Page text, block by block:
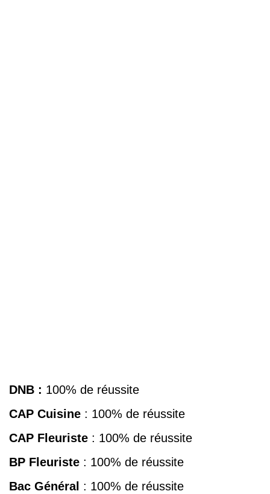
DNB : 100% de réussite
CAP Cuisine : 100% de réussite
CAP Fleuriste : 100% de réussite
BP Fleuriste : 100% de réussite
Bac Général : 100% de réussite